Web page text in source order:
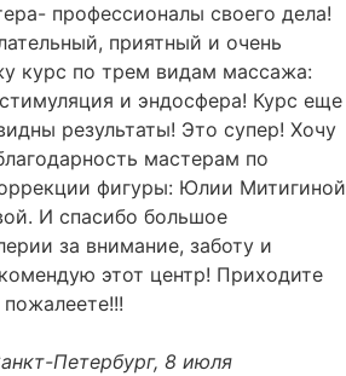
профессионалы своего дела!
приятный и очень
курс по трем видам массажа:
и эндосфера! Курс еще
результаты! Это супер! Хочу
мастерам по
фигуры: Юлии Митигиной
И спасибо большое
за внимание, заботу и
этот центр! Приходите
Петербург, 8 июля